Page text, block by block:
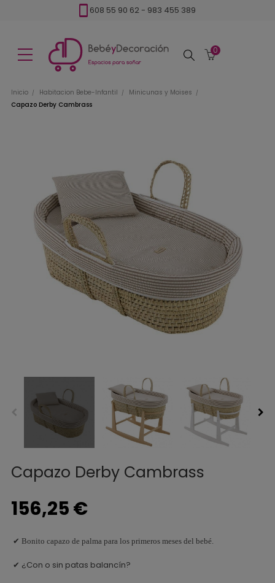
608 55 90 62 - 983 455 389
Buscar
0
Inicio Habitacion Bebe-Infantil
Minicunas y Moises
Capazo Derby Cambrass
Capazo Derby Cambrass
156,25 €
✔ Bonito capazo de palma para los primeros meses del bebé.
✔ ¿Con o sin patas balancín?